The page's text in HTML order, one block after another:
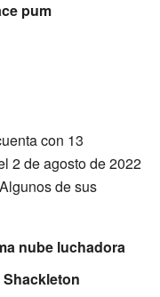
pum
con 13
2 de agosto de 2022
de sus
nube luchadora